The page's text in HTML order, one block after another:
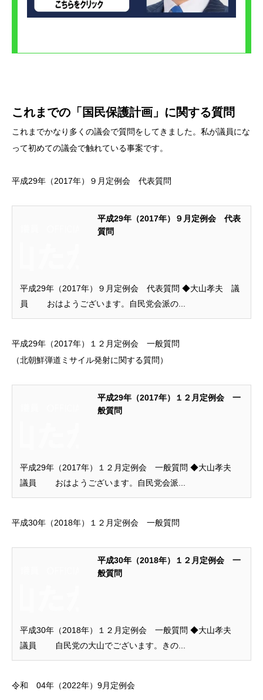
これまでの「国民保護計画」に関する質問
これまでかなり多くの議会で質問をしてきました。私が議員にな
って初めての議会で触れている事案です。
平成29年（2017年）９月定例会 代表質問
平成29年（2017年）９月定例会 代表
質問
平成29年（2017年）９月定例会 代表質問 ◆大山孝夫 議
員 おはようございます。自民党会派の...
平成29年（2017年）１２月定例会 一般質問
（北朝鮮弾道ミサイル発射に関する質問）
平成29年（2017年）１２月定例会 一
般質問
平成29年（2017年）１２月定例会 一般質問 ◆大山孝夫
議員 おはようございます。自民党会派...
平成30年（2018年）１２月定例会 一般質問
平成30年（2018年）１２月定例会 一
般質問
平成30年（2018年）１２月定例会 一般質問 ◆大山孝夫
議員 自民党の大山でございます。きの...
令和 04年（2022年）9月定例会